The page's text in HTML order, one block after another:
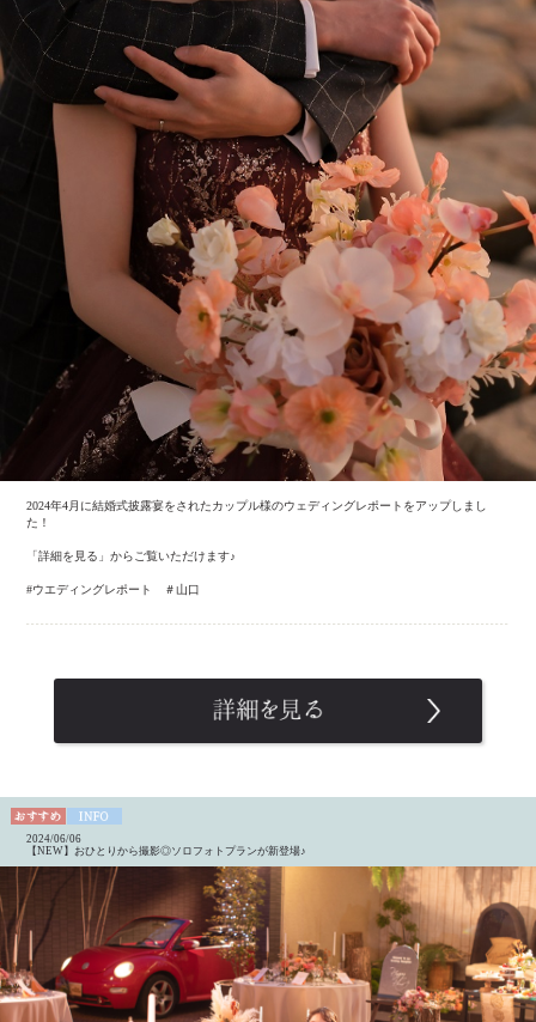
2024年4月に結婚式披露宴をされたカップル様のウェディングレポートをアップしまし
た！
「詳細を見る」からご覧いただけます♪
#ウエディングレポート ＃山口
2024/06/06
【NEW】おひとりから撮影◎ソロフォトプランが新登場♪